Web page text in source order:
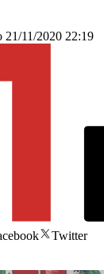
21/11/2020 22:19
Twitter